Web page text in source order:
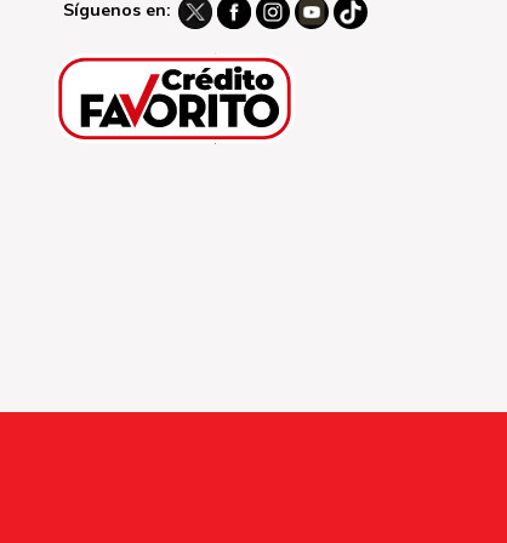
Síguenos en: